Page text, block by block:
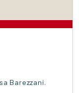
Barezzani.